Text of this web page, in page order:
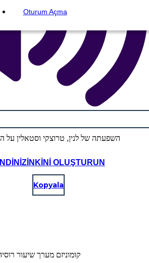
Oturum Açma
OLUŞTURUN
Kopyala
קומוניזם מערך שיעור